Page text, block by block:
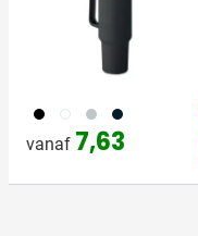
001 002 003 492
vanaf 7,63